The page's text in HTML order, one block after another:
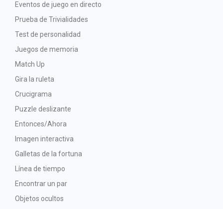
Eventos de juego en directo
Prueba de Trivialidades
Test de personalidad
Juegos de memoria
Match Up
Gira la ruleta
Crucigrama
Puzzle deslizante
Entonces/Ahora
Imagen interactiva
Galletas de la fortuna
Línea de tiempo
Encontrar un par
Objetos ocultos